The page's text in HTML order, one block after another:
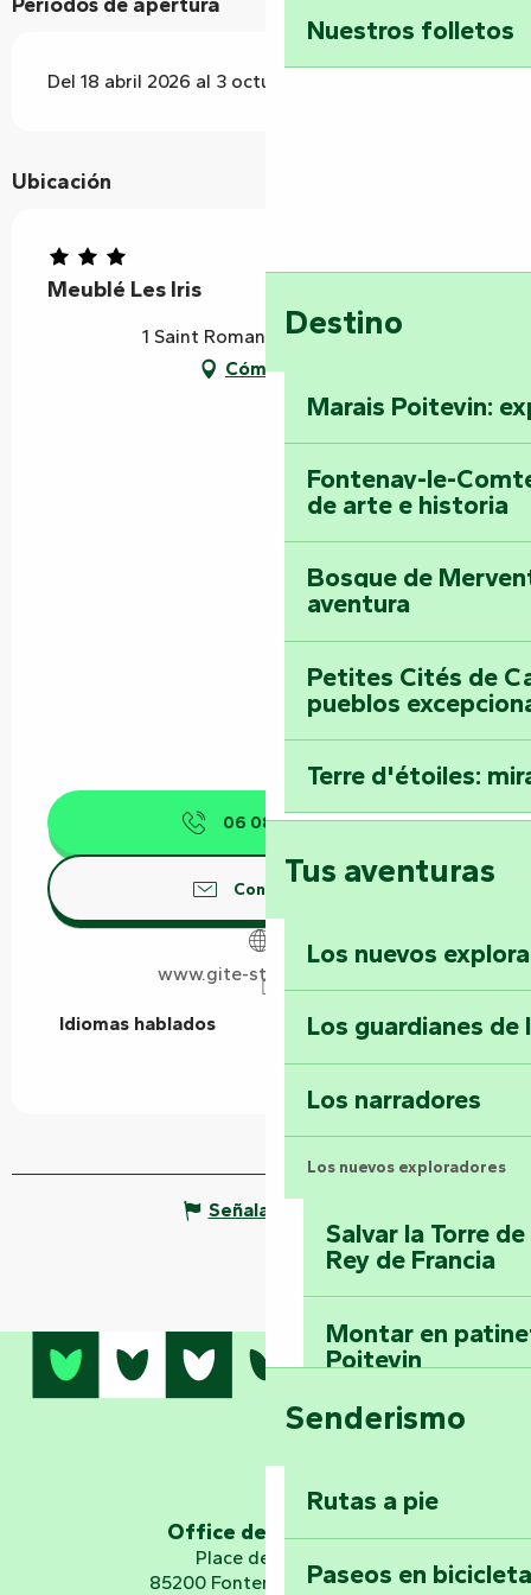
Nuestros folletos
Destino
Marais Poitevin:
Fontenay-le-
de arte e historia
Bosque de
aventura
Petites Cités de
pueblos
Terre d'étoiles:
Tus aventuras
Los nuevos
Los guardianes de
Los narradores
Los nuevos exploradores
Salvar la Torre
Rey de Francia
Montar en
Poitevin
Domine los
Vouvant
Embárquese en
Planetario
Senderismo
Rutas a pie
Paseos en
Del 18 abril 2026 al 3 octubre 2026
Ubicación
Meublé Les Iris
1 Saint Roman, 85420 Maillé
Cómo llegar
06 08 32 91▒▒
Contáctenos
www.gite-st-roman.com
Idiomas hablados
Idiomas hablados
Señalar un error
Office de tourisme
Place de Verdun
85200 Fontenay-le-Comte